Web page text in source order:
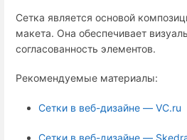
Сетка является основой
макета. Она обеспечивает
согласованность элементов.
Рекомендуемые материалы:
Сетки в веб-дизайне — VC.ru
Сетки в веб-дизайне —